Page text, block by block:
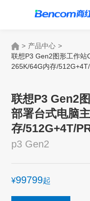
> 产品中心 >
联想P3 Gen2图形工作站
265K/64G内存/
联想P3 Gen2
部署台式电脑
存/512G+4T/
p3 Gen2
¥99799起